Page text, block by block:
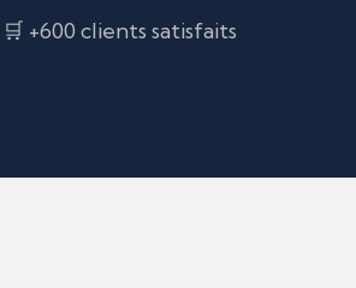
🛒 +600 clients satisfaits